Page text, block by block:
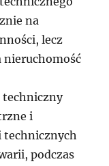
na
lecz
nieruchomość
techniczny
i
technicznych
podczas